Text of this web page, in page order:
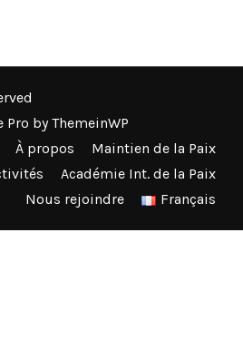
Pro byThemeinWP
À propos
Maintien de la Paix
Académie Int. de la Paix
Nous rejoindre
Français